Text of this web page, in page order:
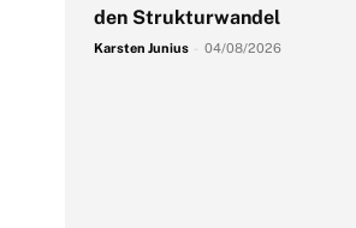
den Strukturwandel
Karsten Junius 04/08/2026